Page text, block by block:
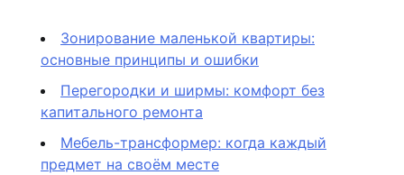
Зонирование маленькой квартиры:
основные принципы и ошибки
Перегородки и ширмы: комфорт без
капитального ремонта
Мебель-трансформер: когда каждый
предмет на своём месте